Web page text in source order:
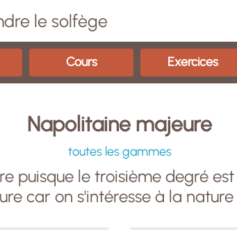
le solfège
Cours Exercices
Napolitaine majeure
toutes les gammes
puisque le troisième degré
car on s'intéresse à la